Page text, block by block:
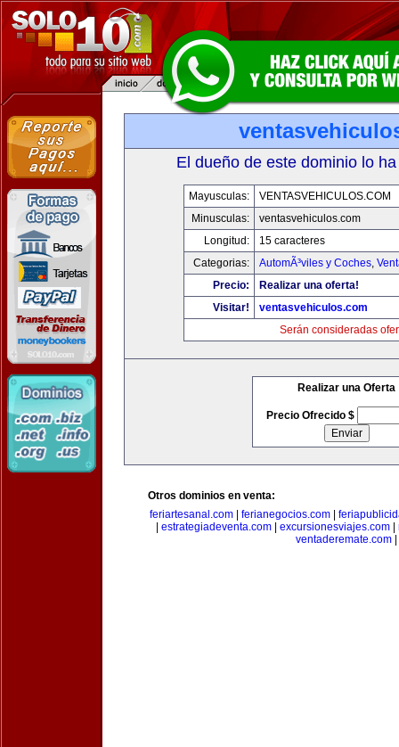
El dueño de este dominio lo
Mayusculas:
VENTASVEHICULOS.COM
Minusculas:
ventasvehiculos.com
Longitud:
15 caracteres
Categorias:
AutomÃ³viles y Coches,
Precio:
Realizar una oferta!
Visitar!
ventasvehiculos.com
Serán consideradas
Realizar una Oferta
Precio Ofrecido $
Otros dominios en venta:
feriartesanal.com
ferianegocios.com
estrategiadeventa.com| excursionesviajes.com|
ventaderemate.com